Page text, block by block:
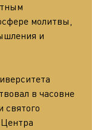
молитвы,
и
в часовне